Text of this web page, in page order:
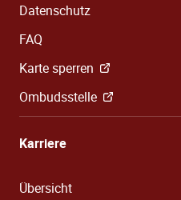
Datenschutz
FAQ
Karte sperren
Ombudsstelle
Karriere
Übersicht